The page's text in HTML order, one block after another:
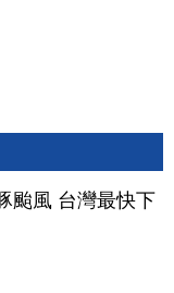
颱風 台灣最快下